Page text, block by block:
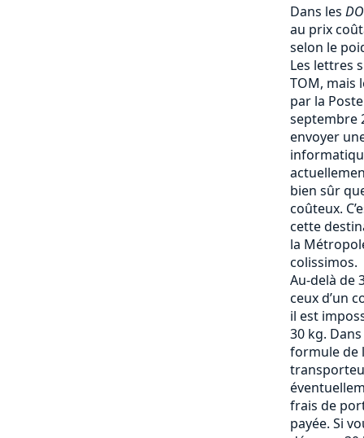
Dans les
au prix
selon le
Les lettres
TOM, mais
par la
septembre
envoyer
bien sûr
coûteux.
cette
la
colissimos.
Au-delà de
ceux d’un
il est
30 kg.
formule de
frais de
payée. Si